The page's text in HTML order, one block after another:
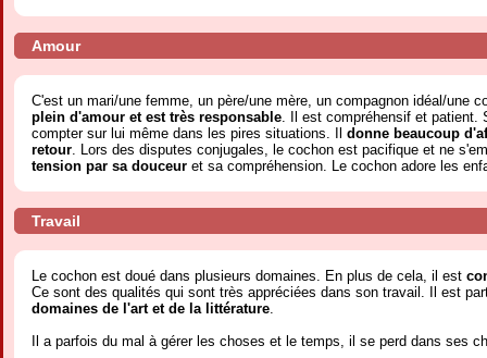
Amour
C'est un mari/une femme, un père/une mère, un compagnon idéal/une
plein d'amour et est très responsable. Il est compréhensif et patient.
compter sur lui même dans les pires situations. Il donne beaucoup
retour. Lors des disputes conjugales, le cochon est pacifique et ne
tension par sa douceur et sa compréhension. Le cochon adore les
Travail
Le cochon est doué dans plusieurs domaines. En plus de cela, il est
Ce sont des qualités qui sont très appréciées dans son travail. Il est
domaines de l'art et de la littérature.
Il a parfois du mal à gérer les choses et le temps, il se perd dans ses